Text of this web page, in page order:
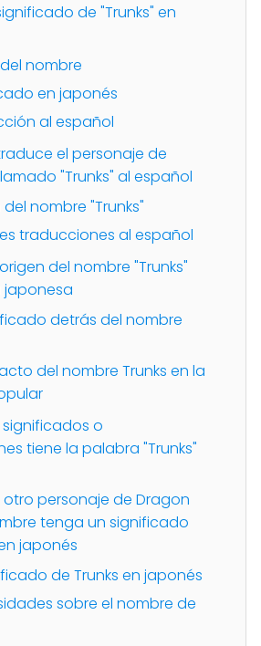
de "Trunks" en
nombre
en japonés
al español
el personaje de
"Trunks" al español
nombre "Trunks"
traducciones al español
del nombre "Trunks"
japonesa
detrás del nombre
del nombre Trunks en la
o
tiene la palabra "Trunks"
otro personaje de Dragon
tenga un significado
japonés
de Trunks en japonés
sobre el nombre de